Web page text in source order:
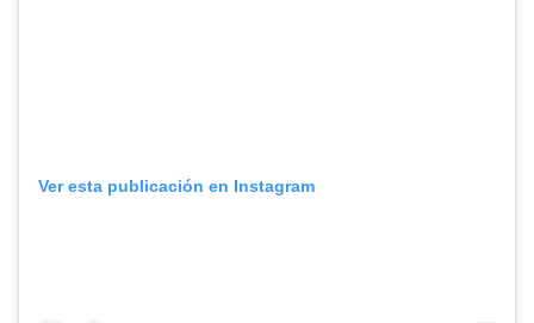
Ver esta publicación en Instagram